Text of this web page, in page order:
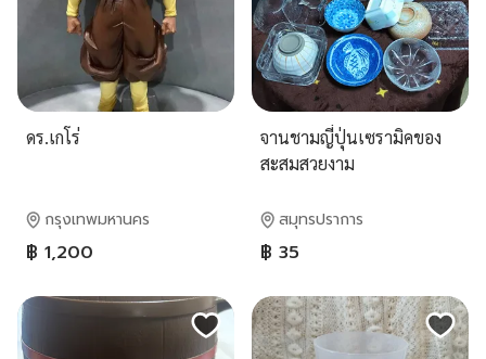
ดร.เกโร่
กรุงเทพมหานคร
฿ 1,200
จานชามญี่ปุ่นเซรามิคของ
สะสมสวยงาม
สมุทรปราการ
฿ 35